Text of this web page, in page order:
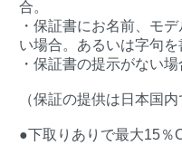
合。
・保証書にお名前、モ
い場合。あるいは字句を
・保証書の提示がない
（保証の提供は日本国
●下取りありで最大15％